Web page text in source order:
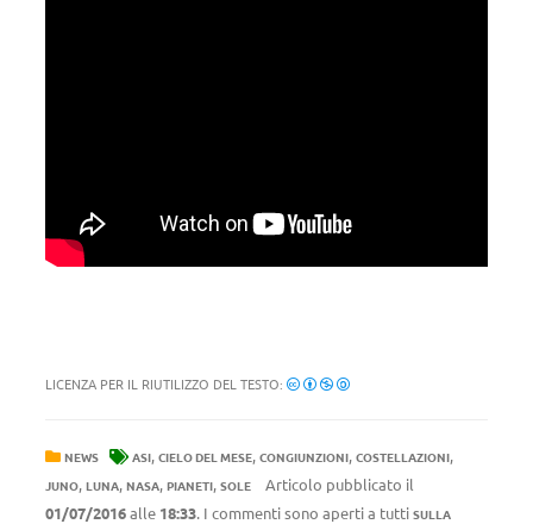
LICENZA PER IL RIUTILIZZO DEL TESTO:
NEWS ASI, CIELO DEL MESE, CONGIUNZIONI, COSTELLAZIONI,
JUNO, LUNA, NASA, PIANETI, SOLE
Articolo pubblicato il
01/07/2016alle 18:33. I commenti sono aperti a tutti SULLA